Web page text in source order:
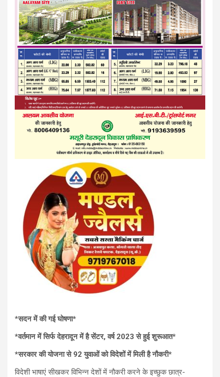
*सदन में की गई घोषणा*
*वर्तमान में सिर्फ देहरादून में है सेंटर, वर्ष 2023 से हुई शुरूआत*
*सरकार की योजना से 92 युवाओं को विदेशों में मिली है नौकरी*
विदेशी भाषाएं सीखकर विभिन्न देशों में नौकरी करने के इच्छुक छात्र-